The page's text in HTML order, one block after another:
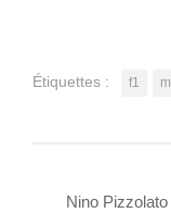
Étiquettes : f1
Nino Pizzolato